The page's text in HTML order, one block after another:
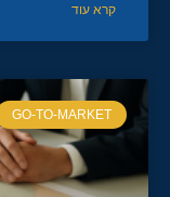
קרא עוד
GO-TO-MARKET